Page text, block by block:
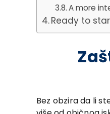
A more
Ready to
Bez obzira da li